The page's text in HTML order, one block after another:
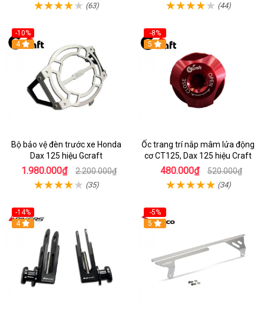
(63) (44)
-10%
4
Bộ bảo vệ đèn trước xe Honda
Dax 125 hiệu Gcraft
1.980.000₫ 2.200.000₫
(35)
-8%
5
Ốc trang trí nắp mâm lửa động
cơ CT125, Dax 125 hiệu Craft
480.000₫ 520.000₫
(34)
-14%
4
-5%
5